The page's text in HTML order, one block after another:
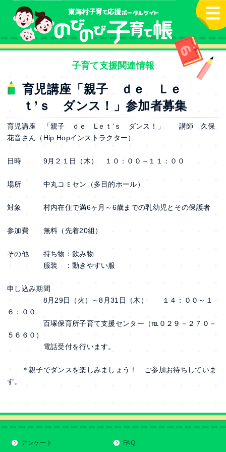
本文へ
子育て支援関連情報
育児講座「親子 ｄｅ Ｌｅ
ｔ’ｓ ダンス！」参加者募集
育児講座 「親子 ｄｅ Lｅｔ’ｓ ダンス！」 講師 久保
花音さん（Hip Hopインストラクター）
日時 9月２１日（木） １０：００～１１：００
場所 中丸コミセン（多目的ホール）
対象 村内在住で満6ヶ月～6歳までの乳幼児とその保護者
参加費 無料（先着20組）
その他 持ち物：飲み物
服装 ：動きやすい服
申し込み期間
8月29日（火）～8月31日（木） １４：００～１
６：００
百塚保育所子育て支援センター（℡０２９－２７０－
５６６０）
電話受付を行います。
＊親子でダンスを楽しみましょう！ ご参加お待ちしていま
す。
アンケート FAQ